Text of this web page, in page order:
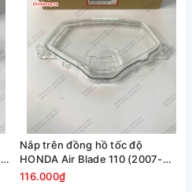
Nắp trên đồng hồ tốc độ
HONDA Air Blade 110 (2007-
2011)
116.000₫